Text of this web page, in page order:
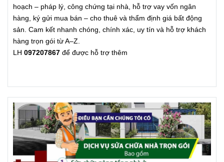
hoạch – pháp lý, công chứng tại nhà, hỗ trợ vay vốn ngân
hàng, ký gửi mua bán – cho thuê và thẩm định giá bất động
sản. Cam kết nhanh chóng, chính xác, uy tín và hỗ trợ khách
hàng trọn gói từ A–Z.
LH 097207867 để được hỗ trợ thêm